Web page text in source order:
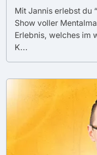
Mit Jannis erlebst du
Show voller
Erlebnis, welches im
K...